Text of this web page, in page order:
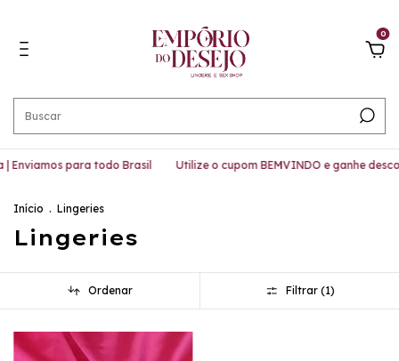
0
Enviamos para todo Brasil Utilize o cupom BEMVINDO e ganhe
Início . Lingeries
Lingeries
Ordenar Filtrar (1)